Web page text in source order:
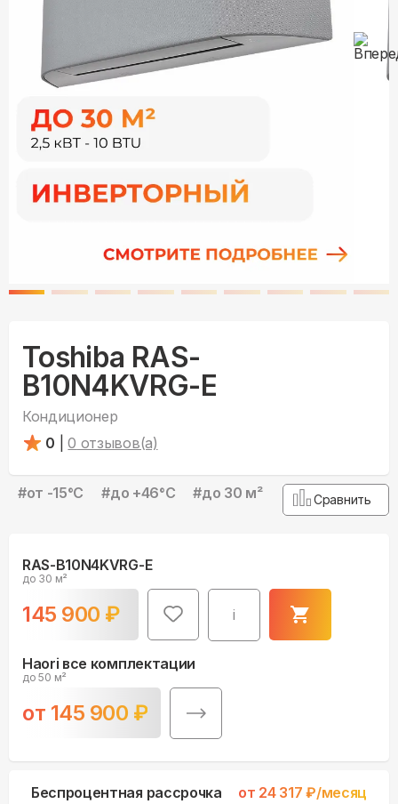
Toshiba RAS-
B10N4KVRG-E
Кондиционер
0
0 отзывов(а)
#от -15°С #до +46°С #до 30 м² Сравнить
RAS-B10N4KVRG-E
до 30 м²
145 900 ₽ i
Haori все комплектации
до 50 м²
от 145 900 ₽
Беспроцентная рассрочка от 24 317 ₽/месяц